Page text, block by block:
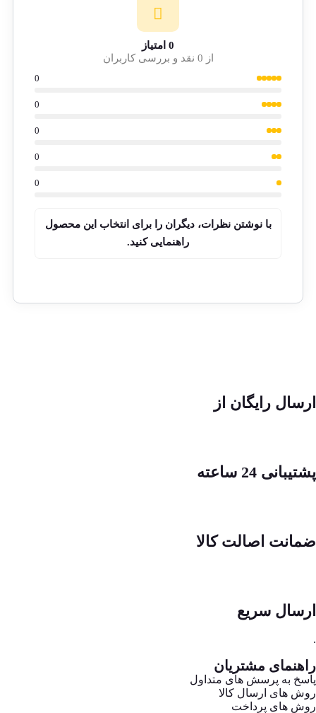
0 امتیاز
از 0 نقد و بررسی کاربران
0
0
0
0
0
با نوشتن نظرات، دیگران را برای انتخاب این محصول
راهنمایی کنید.
ارسال رایگان از
پشتیبانی 24 ساعته
ضمانت اصالت کالا
ارسال سریع
.
راهنمای مشتریان
پاسخ به پرسش های متداول
روش های ارسال کالا
روش های پرداخت